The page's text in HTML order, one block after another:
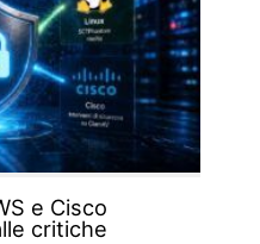
e Cisco
critiche